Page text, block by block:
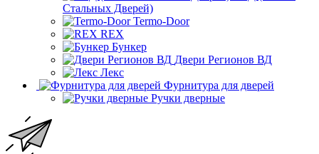
Стальных Дверей)
Termo-Door
REX
Бункер
Двери Регионов ВД
Лекс
Фурнитура для дверей
Ручки дверные